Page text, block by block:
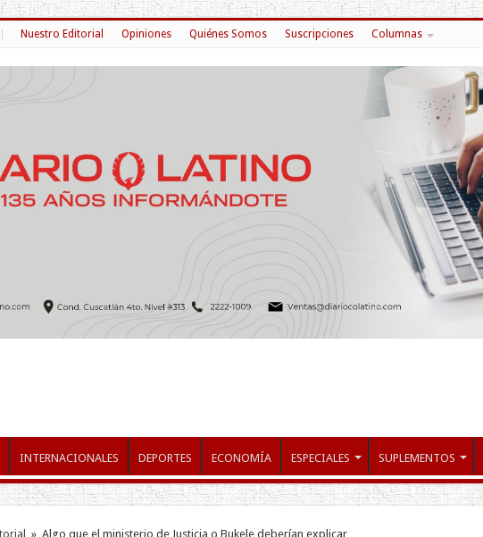
Nuestro Editorial Opiniones Quiénes Somos Suscripciones Columnas
INTERNACIONALES DEPORTES ECONOMÍA ESPECIALES SUPLEMENTOS
» Algo que el ministerio de Justicia o Bukele deberían explicar